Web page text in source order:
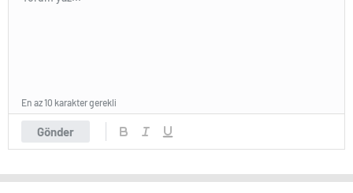
Gönder
En az 10 karakter gerekli